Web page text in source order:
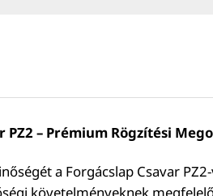
PZ2 – Prémium Rögzítési
a Forgácslap Csavar
követelményeknek